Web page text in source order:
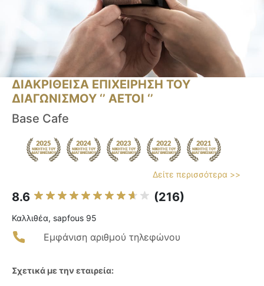
ΔΙΑΚΡΙΘΕΙΣΑ ΕΠΙΧΕΙΡΗΣΗ ΤΟΥ
ΔΙΑΓΩΝΙΣΜΟΥ ‘’ ΑΕΤΟΙ ‘’
Base Cafe
Δείτε περισσότερα >>
8.6 (216)
Καλλιθέα, sapfous 95
Εμφάνιση αριθμού τηλεφώνου
Σχετικά με την εταιρεία: